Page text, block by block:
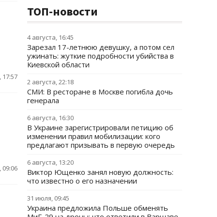
17:57
09:06
ТОП-новости
4 августа, 16:45
Зарезал 17-летнюю девушку, а потом сел
ужинать: жуткие подробности убийства в
Киевской области
2 августа, 22:18
СМИ: В ресторане в Москве погибла дочь
генерала
6 августа, 16:30
В Украине зарегистрировали петицию об
изменении правил мобилизации: кого
предлагают призывать в первую очередь
6 августа, 13:20
Виктор Ющенко занял новую должность:
что известно о его назначении
31 июля, 09:45
Украина предложила Польше обменять